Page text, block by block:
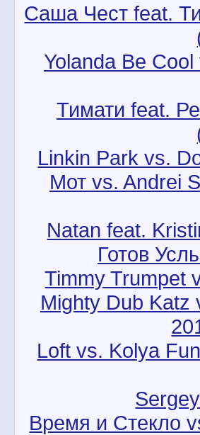
Саша Чест feat.
Yolanda Be
Тимати feat.
Linkin Park vs.
Мот vs. Andrei
Natan feat.
Готов
Timmy Trumpet
Mighty Dub Katz
Loft vs. Kolya
Время и Стекло